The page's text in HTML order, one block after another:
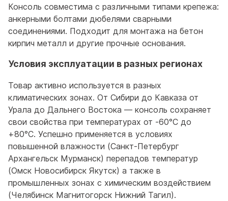
Консоль совместима с различными типами крепежа:
анкерными болтами дюбелями сварными
соединениями. Подходит для монтажа на бетон
кирпич металл и другие прочные основания.
Условия эксплуатации в разных регионах
Товар активно используется в разных
климатических зонах. От Сибири до Кавказа от
Урала до Дальнего Востока — консоль сохраняет
свои свойства при температурах от -60°C до
+80°C. Успешно применяется в условиях
повышенной влажности (Санкт-Петербург
Архангельск Мурманск) перепадов температур
(Омск Новосибирск Якутск) а также в
промышленных зонах с химическим воздействием
(Челябинск Магнитогорск Нижний Тагил).